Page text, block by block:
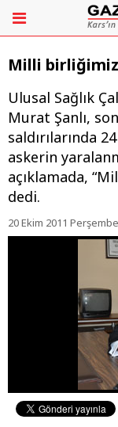
Milli
Ulusal Sağlık
Murat Şanlı,
saldırılarında
askerin
açıklamada,
dedi.
20 Ekim 2011